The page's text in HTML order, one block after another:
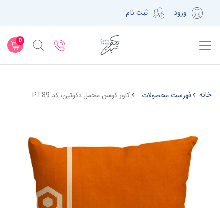
ورود ثبت نام
0
خانه فهرست محصولات کاور کوسن مخمل دکوتین، کد PT89